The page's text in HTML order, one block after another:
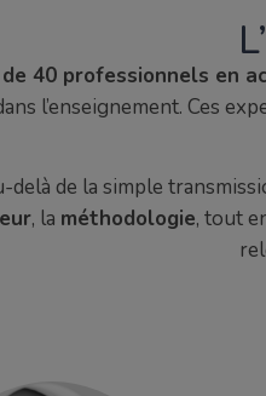
40 professionnels en
l’enseignement. Ces
delà de la simple
, la méthodologie, tout